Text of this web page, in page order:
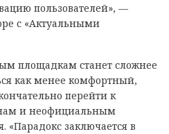
пользователей», —
с «Актуальными
площадкам станет сложнее
как менее комфортный,
перейти к
и неофициальным
«Парадокс заключается в